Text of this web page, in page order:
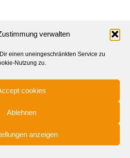
verwalten
einen uneingeschränkten Service zu
Nutzung zu.
cookies
Ablehnen
anzeigen